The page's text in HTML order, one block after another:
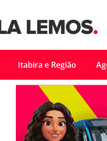
Itabira e Região